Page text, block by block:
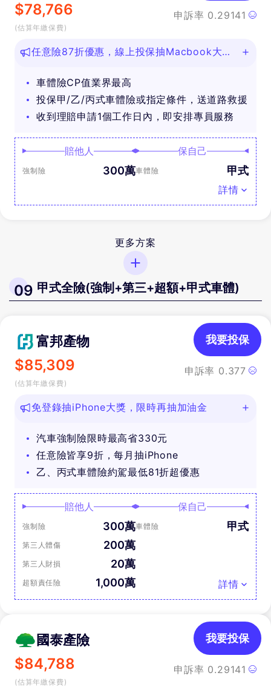
$78,766
(估算年繳保費)
申訴率 0.29141
任意險87折優惠，線上投保抽Macbook大
車體險CP值業界最高
投保甲/乙/丙式車體險或指定條件，送道路救援
收到理賠申請1個工作日內，即安排專員服務
賠他人
強制險 300萬
保自己
車體險 甲式
詳情
更多方案
09 甲式全險(強制+第三+超額+甲式車體)
富邦產物
$85,309
(估算年繳保費)
申訴率 0.377
我要投保
免登錄抽iPhone大獎，限時再抽加油金
汽車強制險限時最高省330元
任意險皆享9折，每月抽iPhone
乙、丙式車體險約駕最低81折超優惠
賠他人
強制險 300萬
第三人體傷 200萬
第三人財損 20萬
超額責任險 1,000萬
保自己
車體險 甲式
詳情
國泰產險
$84,788
(估算年繳保費)
申訴率 0.29141
我要投保